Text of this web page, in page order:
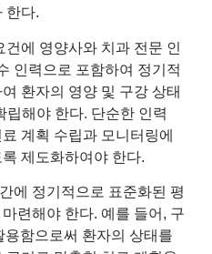
한다.
에 영양사와 치과 전문 인
인력으로 포함하여 정기적
환자의 영양 및 구강 상태
립해야 한다. 단순한 인력
계획 수립과 모니터링에
제도화하여야 한다.
에 정기적으로 표준화된 평
련해야 한다. 예를 들어, 구
함으로써 환자의 상태를